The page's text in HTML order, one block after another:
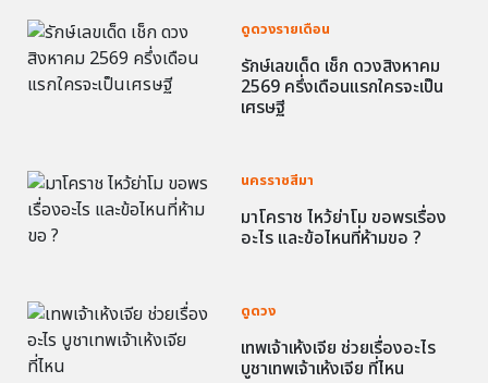
ดูดวงรายเดือน
รักษ์เลขเด็ด เช็ก ดวงสิงหาคม
2569 ครึ่งเดือนแรกใครจะเป็น
เศรษฐี
นครราชสีมา
มาโคราช ไหว้ย่าโม ขอพรเรื่อง
อะไร และข้อไหนที่ห้ามขอ ?
ดูดวง
เทพเจ้าเห้งเจีย ช่วยเรื่องอะไร
บูชาเทพเจ้าเห้งเจีย ที่ไหน